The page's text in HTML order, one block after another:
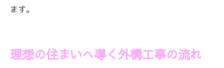
ます。
理想の住まいへ導く外構工事の流れ